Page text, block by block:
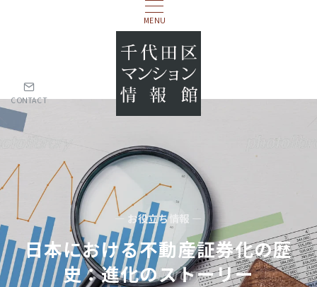
MENU
CONTACT
— お役立ち情報 —
日本における不動産証券化の歴
史：進化のストーリー